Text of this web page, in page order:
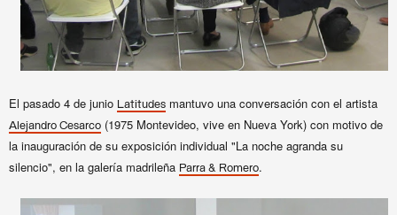
El pasado 4 de junio Latitudes mantuvo una conversación con el artista
Alejandro Cesarco (1975 Montevideo, vive en Nueva York) con motivo de
la inauguración de su exposición individual "La noche agranda su
silencio", en la galería madrileña Parra & Romero.